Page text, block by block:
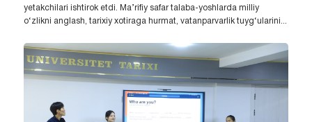
yetakchilari ishtirok etdi. Ma’rifiy safar talaba-yoshlarda milliy
o‘zlikni anglash, tarixiy xotiraga hurmat, vatanparvarlik tuyg‘ularini...